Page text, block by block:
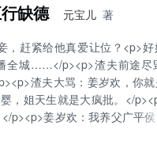
缺德 元宝儿 著
，赶紧给他真爱让位？<p>
全城……</p><p>渣夫前途尽
渣夫大骂：姜岁欢，你就
，姐天生就是大疯批。</
p><p>姜岁欢：我养父广平